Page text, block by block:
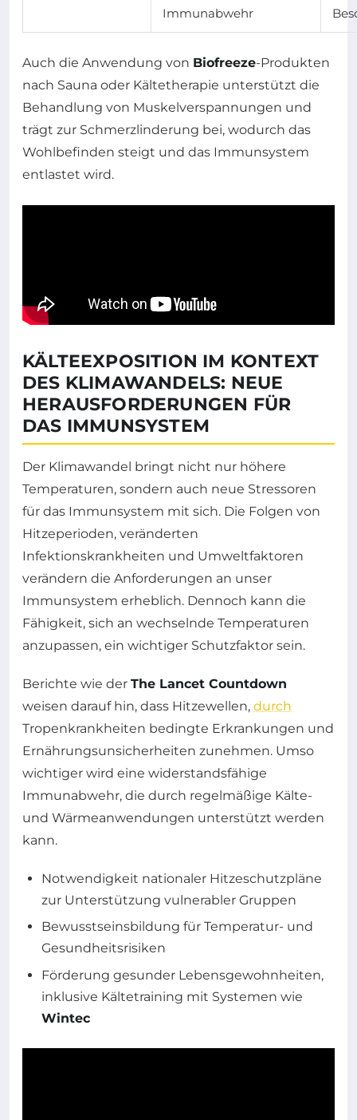
Immunabwehr
Auch die Anwendung von Biofreeze-Produkten
nach Sauna oder Kältetherapie unterstützt die
Behandlung von Muskelverspannungen und
trägt zur Schmerzlinderung bei, wodurch das
Wohlbefinden steigt und das Immunsystem
entlastet wird.
KÄLTEEXPOSITION IM KONTEXT
DES KLIMAWANDELS: NEUE
HERAUSFORDERUNGEN FÜR
DAS IMMUNSYSTEM
Der Klimawandel bringt nicht nur höhere
Temperaturen, sondern auch neue Stressoren
für das Immunsystem mit sich. Die Folgen von
Hitzeperioden, veränderten
Infektionskrankheiten und Umweltfaktoren
verändern die Anforderungen an unser
Immunsystem erheblich. Dennoch kann die
Fähigkeit, sich an wechselnde Temperaturen
anzupassen, ein wichtiger Schutzfaktor sein.
Berichte wie der The Lancet Countdown
weisen darauf hin, dass Hitzewellen, durch
Tropenkrankheiten bedingte Erkrankungen und
Ernährungsunsicherheiten zunehmen. Umso
wichtiger wird eine widerstandsfähige
Immunabwehr, die durch regelmäßige Kälte-
und Wärmeanwendungen unterstützt werden
kann.
Notwendigkeit nationaler Hitzeschutzpläne
zur Unterstützung vulnerabler Gruppen
Bewusstseinsbildung für Temperatur- und
Gesundheitsrisiken
Förderung gesunder Lebensgewohnheiten,
inklusive Kältetraining mit Systemen wie
Wintec